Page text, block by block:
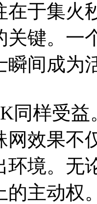
在于集火
关键。一
瞬间成为
同样受
网效果不
环境。无
主动权。